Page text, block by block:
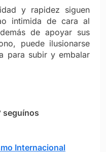
y rapidez siguen
intimida de cara al
de apoyar sus
puede ilusionarse
para subir y embalar
seguínos
Internacional